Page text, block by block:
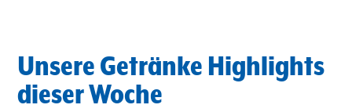
Unsere Getränke Highlights
dieser Woche